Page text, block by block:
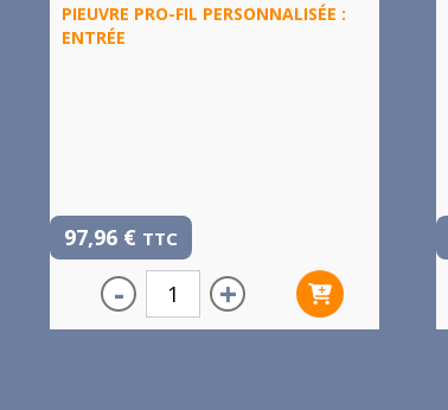
PIEUVRE PRO-FIL PERSONNALISÉE :
ENTRÉE
97,96 € TTC
- +